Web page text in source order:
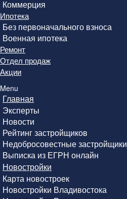
Коммерция
Ипотека
Без первоначального взноса
Военная ипотека
Ремонт
Отдел продаж
Акции
Menu
Главная
Эксперты
Новости
Рейтинг застройщиков
Недобросовестные застройщики
Выписка из ЕГРН онлайн
Новостройки
Карта новостроек
Новостройки Владивостока